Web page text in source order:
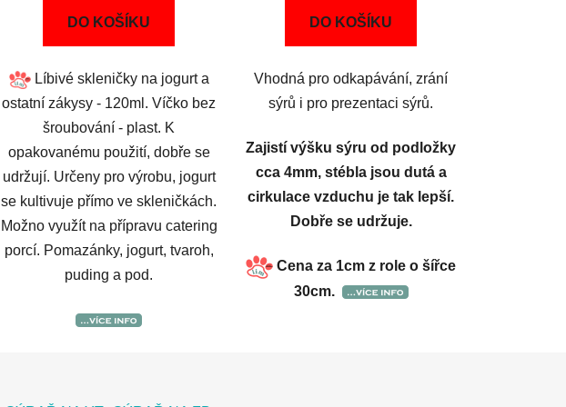
DO KOŠÍKU
Líbivé skleničky na jogurt a
ostatní zákysy - 120ml. Víčko bez
šroubování - plast. K
opakovanému použití, dobře se
udržují. Určeny pro výrobu, jogurt
se kultivuje přímo ve skleničkách.
Možno využít na přípravu catering
porcí. Pomazánky, jogurt, tvaroh,
puding a pod.
DO KOŠÍKU
Vhodná pro odkapávání, zrání
sýrů i pro prezentaci sýrů.
Zajistí výšku sýru od podložky
cca 4mm, stébla jsou dutá a
cirkulace vzduchu je tak lepší.
Dobře se udržuje.
Cena za 1cm z role o šířce
30cm.